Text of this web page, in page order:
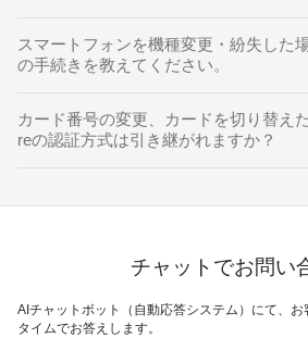
スマートフォンを機種変更・紛失した
の手続きを教えてください。
カード番号の変更、カードを切り替え
reの認証方式は引き継がれますか？
チャットでお問い
AIチャットボット（自動応答システム）にて、
タイムでお答えします。